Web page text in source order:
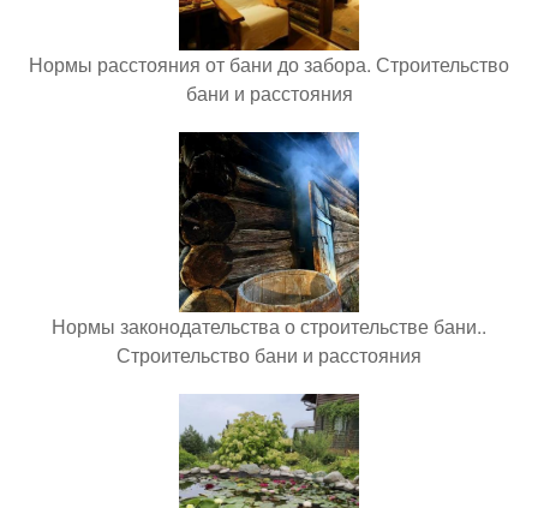
Нормы расстояния от бани до забора. Строительство
бани и расстояния
Нормы законодательства о строительстве бани..
Строительство бани и расстояния